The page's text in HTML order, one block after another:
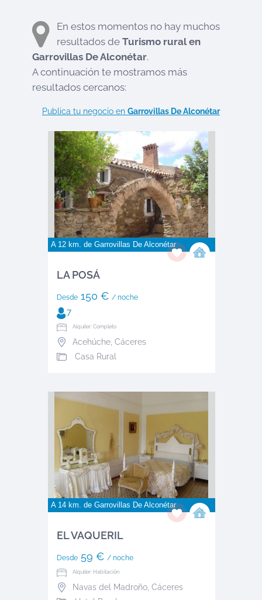
En estos momentos no hay muchos
resultados de Turismo rural en
Garrovillas De Alconétar.
A continuación te mostramos más
resultados cercanos:
Publica tu negocio en Garrovillas De Alconétar
A 12 km. de Garrovillas De Alconétar
LA POSÁ
Desde150 € / noche
7
Alquiler: Completo
Acehúche, Cáceres
Casa Rural
A 14 km. de Garrovillas De Alconétar
EL VAQUERIL
Desde59 € / noche
Alquiler: Habitación
Navas del Madroño, Cáceres